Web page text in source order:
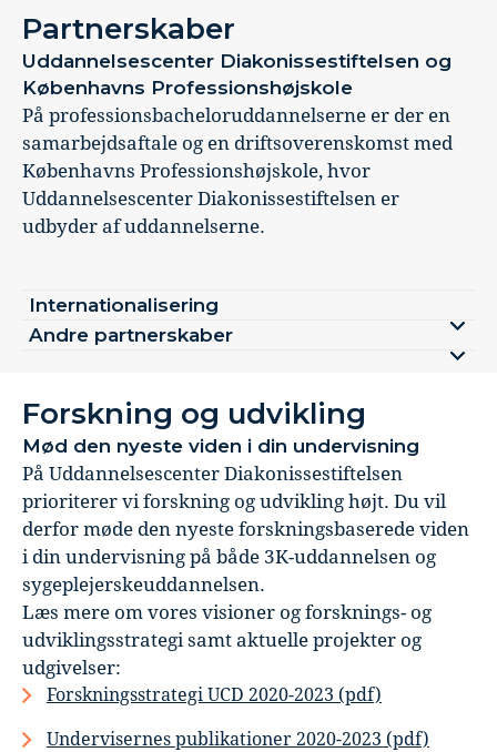
Partnerskaber
Uddannelsescenter Diakonissestiftelsen og
Københavns Professionshøjskole
På professionsbacheloruddannelserne er der en
samarbejdsaftale og en driftsoverenskomst med
Københavns Professionshøjskole, hvor
Uddannelsescenter Diakonissestiftelsen er
udbyder af uddannelserne.
Internationalisering
Andre partnerskaber
Forskning og udvikling
Mød den nyeste viden i din undervisning
På Uddannelsescenter Diakonissestiftelsen
prioriterer vi forskning og udvikling højt. Du vil
derfor møde den nyeste forskningsbaserede viden
i din undervisning på både 3K-uddannelsen og
sygeplejerskeuddannelsen.
Læs mere om vores visioner og forsknings- og
udviklingsstrategi samt aktuelle projekter og
udgivelser:
Forskningsstrategi UCD 2020-2023 (pdf)
Undervisernes publikationer 2020-2023 (pdf)